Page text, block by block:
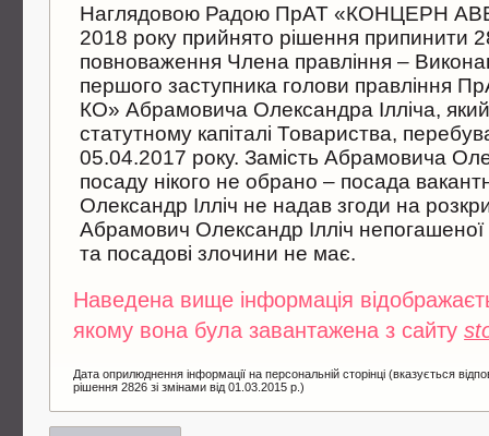
Наглядовою Радою ПрАТ «КОНЦЕРН
2018 року прийнято рiшення припинити
повноваження Члена правлiння –
першого заступника голови
КО» Абрамовича Олександра Iллiча,
статутному капiталi Товариства,
05.04.2017 року. Замiсть Абрамовича
посаду нiкого не обрано – посада
Олександр Iллiч не надав згоди на
Абрамович Олександр Iллiч непогашеної
та посадовi злочини не має.
Наведена вище інформація
якому вона була завантажена з сайту
Дата оприлюднення інформації на персональній сторінці (вказується
рішення 2826 зі змінами від 01.03.2015 р.)